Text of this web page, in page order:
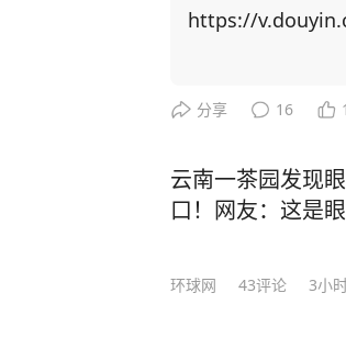
友全都找上门。有
中的不快，迎客进
受。 经历了这些，年过半百的莫言对人生感悟更深，沉淀多年写下了《晚熟的人》一
书，书中一口气写
声与消息提示音
值。 然而，莫言却提出了一种截然不同的观点：“如果你混到没人找你吃饭，没人喊
https://
分享 16
云南一茶园发现
口！网友：这是
环球网 43评论 3小